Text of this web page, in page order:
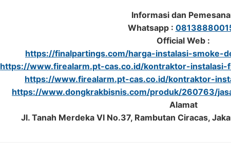
Informasi dan
Whatsapp :
Official Web :
https://finalpartings.com/harga-instalasi-
https://www.firealarm.pt-cas.co.id/kontraktor-
https://www.firealarm.pt-cas.co.id/kontraktor-
https://www.dongkrakbisnis.com/produk/260763/
Alamat
Jl. Tanah Merdeka VI No.37, Rambutan Ciracas,